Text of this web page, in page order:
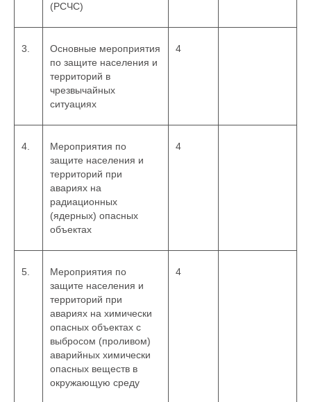
(РСЧС)
3.
Основные мероприятия
по защите населения и
территорий в
чрезвычайных
ситуациях
4
4.
Мероприятия по
защите населения и
территорий при
авариях на
радиационных
(ядерных) опасных
объектах
4
5.
Мероприятия по
защите населения и
территорий при
авариях на химически
опасных объектах с
выбросом (проливом)
аварийных химически
опасных веществ в
окружающую среду
4